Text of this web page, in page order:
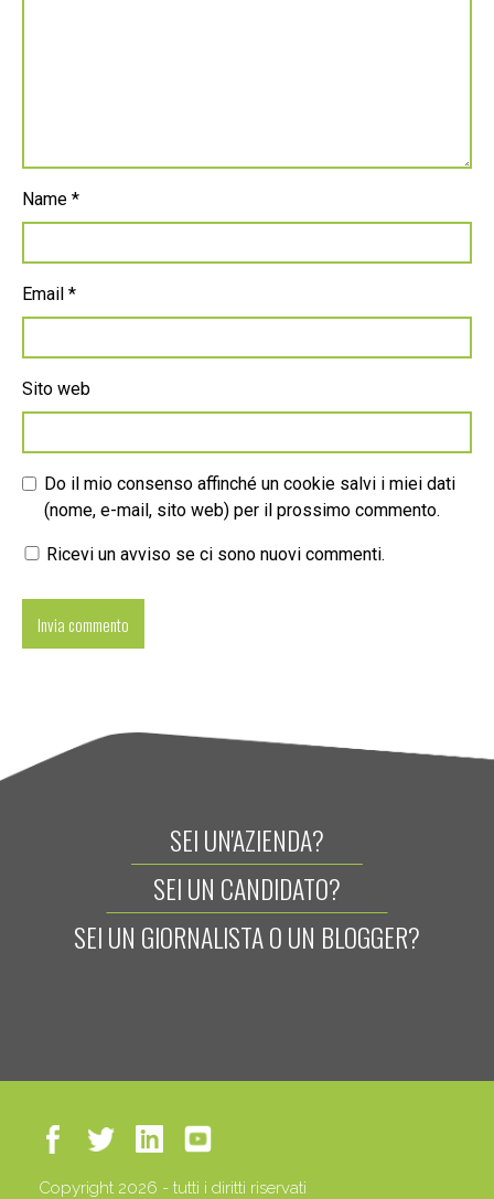
Name *
Email *
Sito web
Do il mio consenso affinché un cookie salvi i miei dati
(nome, e-mail, sito web) per il prossimo commento.
Ricevi un avviso se ci sono nuovi commenti.
SEI UN'AZIENDA?
SEI UN CANDIDATO?
SEI UN GIORNALISTA O UN BLOGGER?
Copyright 2026 - tutti i diritti riservati